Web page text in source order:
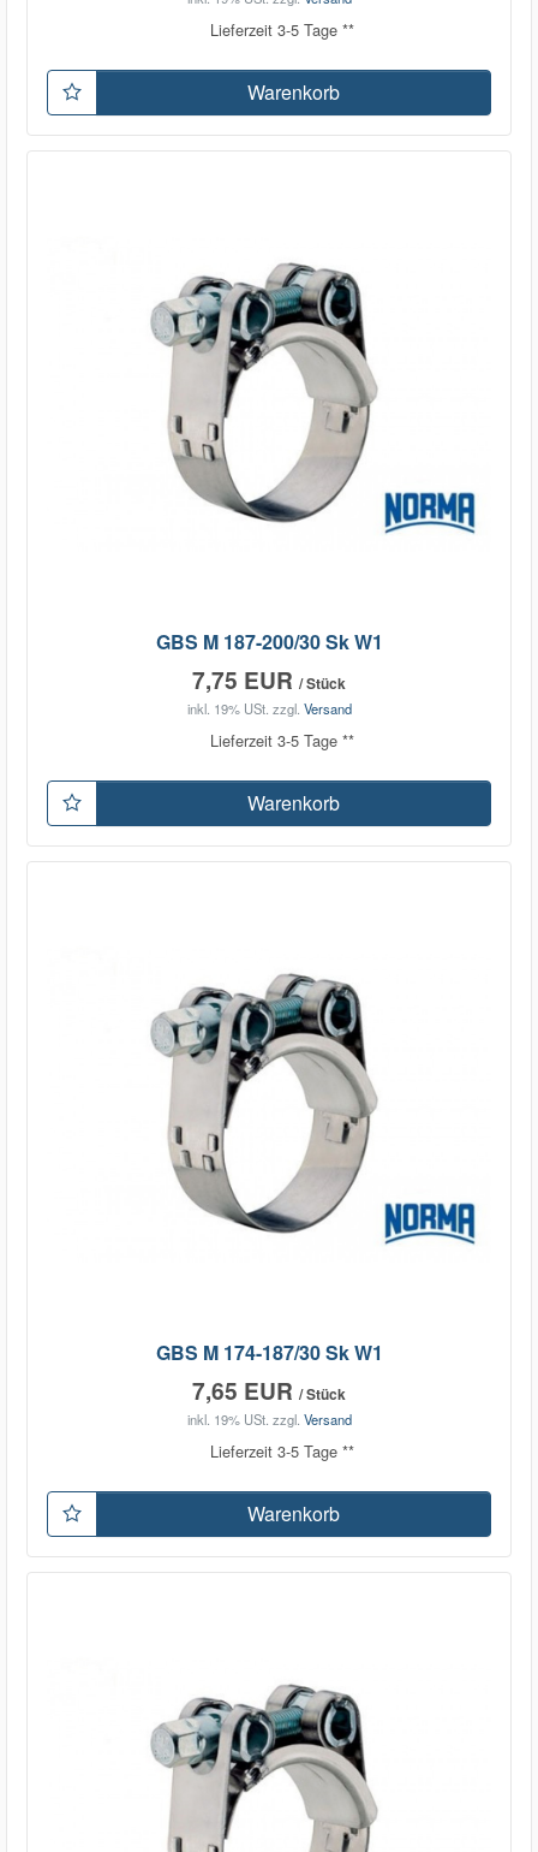
Lieferzeit 3-5 Tage **
Warenkorb
GBS M 187-200/30 Sk W1
7,75 EUR / Stück
inkl. 19% USt. zzgl. Versand
Lieferzeit 3-5 Tage **
Warenkorb
GBS M 174-187/30 Sk W1
7,65 EUR / Stück
inkl. 19% USt. zzgl. Versand
Lieferzeit 3-5 Tage **
Warenkorb